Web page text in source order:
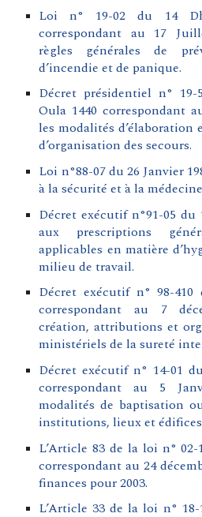
Loi n° 19-02 du 14
correspondant au 17
règles générales de
d’incendie et de panique.
Décret présidentiel n°
Oula 1440 correspondant
les modalités d’élaboration
d’organisation des secours.
Loi n°88-07 du 26 Janvier
à la sécurité et à la
Décret exécutif n°91-05 du
aux prescriptions
applicables en matière
milieu de travail.
Décret exécutif n° 98-410
correspondant au 7
création, attributions et
ministériels de la sureté
Décret exécutif n° 14-01
correspondant au 5
modalités de baptisation
institutions, lieux et
L’Article 83 de la loi n°
correspondant au 24
finances pour 2003.
L’Article 33 de la loi n°